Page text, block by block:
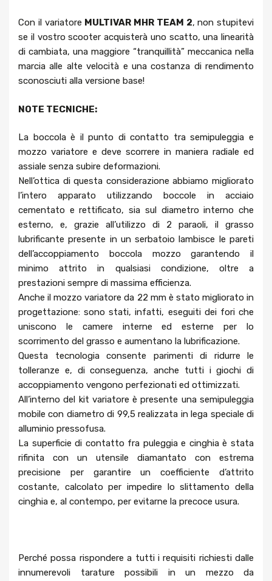
Con il variatore MULTIVAR MHR TEAM 2, non stupitevi
se il vostro scooter acquisterà uno scatto, una linearità
di cambiata, una maggiore “tranquillità” meccanica nella
marcia alle alte velocità e una costanza di rendimento
sconosciuti alla versione base!
NOTE TECNICHE:
La boccola è il punto di contatto tra semipuleggia e
mozzo variatore e deve scorrere in maniera radiale ed
assiale senza subire deformazioni.
Nell’ottica di questa considerazione abbiamo migliorato
l’intero apparato utilizzando boccole in acciaio
cementato e rettificato, sia sul diametro interno che
esterno, e, grazie all’utilizzo di 2 paraoli, il grasso
lubrificante presente in un serbatoio lambisce le pareti
dell’accoppiamento boccola mozzo garantendo il
minimo attrito in qualsiasi condizione, oltre a
prestazioni sempre di massima efficienza.
Anche il mozzo variatore da 22 mm è stato migliorato in
progettazione: sono stati, infatti, eseguiti dei fori che
uniscono le camere interne ed esterne per lo
scorrimento del grasso e aumentano la lubrificazione.
Questa tecnologia consente parimenti di ridurre le
tolleranze e, di conseguenza, anche tutti i giochi di
accoppiamento vengono perfezionati ed ottimizzati.
All’interno del kit variatore è presente una semipuleggia
mobile con diametro di 99,5 realizzata in lega speciale di
alluminio pressofusa.
La superficie di contatto fra puleggia e cinghia è stata
rifinita con un utensile diamantato con estrema
precisione per garantire un coefficiente d’attrito
costante, calcolato per impedire lo slittamento della
cinghia e, al contempo, per evitarne la precoce usura.
Perché possa rispondere a tutti i requisiti richiesti dalle
innumerevoli tarature possibili in un mezzo da